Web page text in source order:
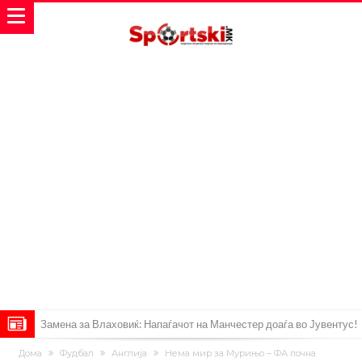
Замена за Влаховиќ: Напаѓачот на Манчестер доаѓа во Јувентус!
УЕФА повторно се заканува со бојкот на турнирите на ФИФА
Дома Фудбал Англија
Нема мир за Мурињо – ФА почна